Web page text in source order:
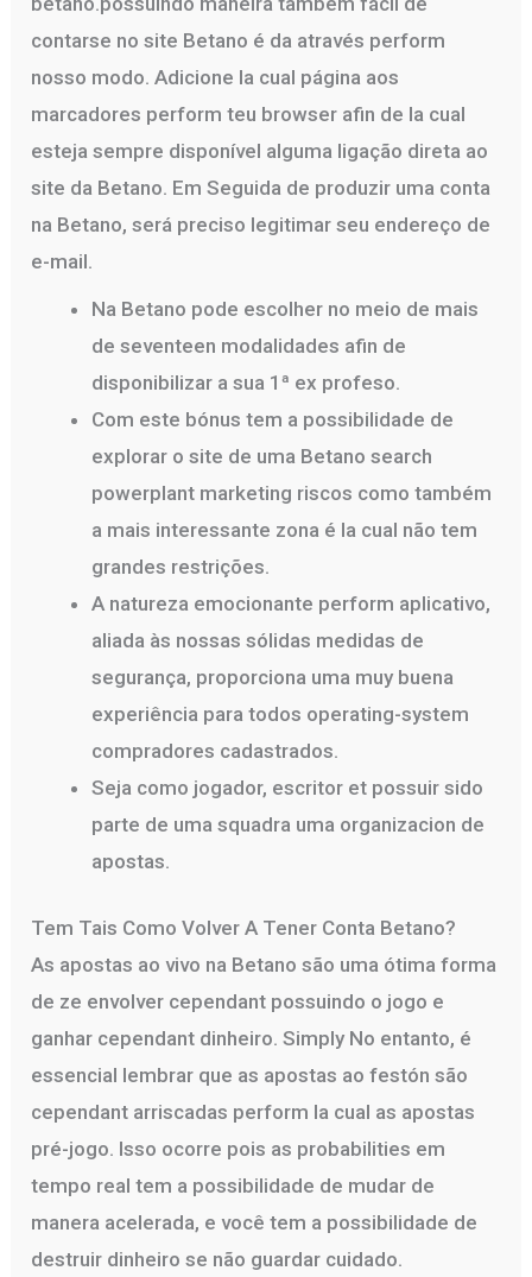
contarse no site Betano é da através perform
nosso modo. Adicione la cual página aos
marcadores perform teu browser afin de la cual
esteja sempre disponível alguma ligação direta ao
site da Betano. Em Seguida de produzir uma conta
na Betano, será preciso legitimar seu endereço de
e-mail.
Na Betano pode escolher no meio de mais
de seventeen modalidades afin de
disponibilizar a sua 1ª ex profeso.
Com este bónus tem a possibilidade de
explorar o site de uma Betano search
powerplant marketing riscos como também
a mais interessante zona é la cual não tem
grandes restrições.
A natureza emocionante perform aplicativo,
aliada às nossas sólidas medidas de
segurança, proporciona uma muy buena
experiência para todos operating-system
compradores cadastrados.
Seja como jogador, escritor et possuir sido
parte de uma squadra uma organizacion de
apostas.
Tem Tais Como Volver A Tener Conta Betano?
As apostas ao vivo na Betano são uma ótima forma
de ze envolver cependant possuindo o jogo e
ganhar cependant dinheiro. Simply No entanto, é
essencial lembrar que as apostas ao festón são
cependant arriscadas perform la cual as apostas
pré-jogo. Isso ocorre pois as probabilities em
tempo real tem a possibilidade de mudar de
manera acelerada, e você tem a possibilidade de
destruir dinheiro se não guardar cuidado.